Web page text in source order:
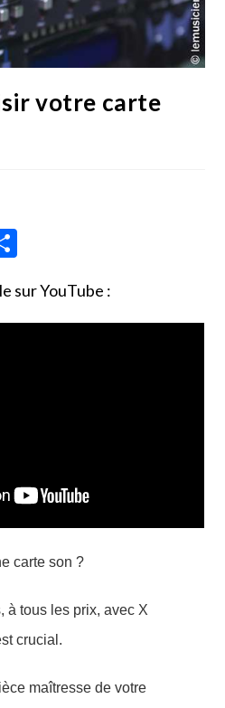
votre carte
ta
g
sur YouTube :
carte son ?
à tous les prix, avec X
crucial.
maîtresse de votre